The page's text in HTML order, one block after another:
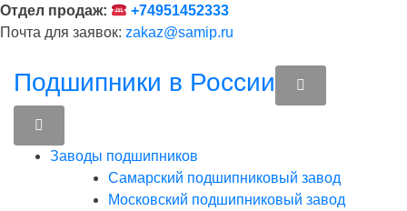
Перейти
к
Отдел продаж:
+74951452333
Почта для заявок: zakaz@samip.ru
Подшипники в России
Заводы подшипников
Cамарский подшипниковый завод
Московский подшипниковый завод